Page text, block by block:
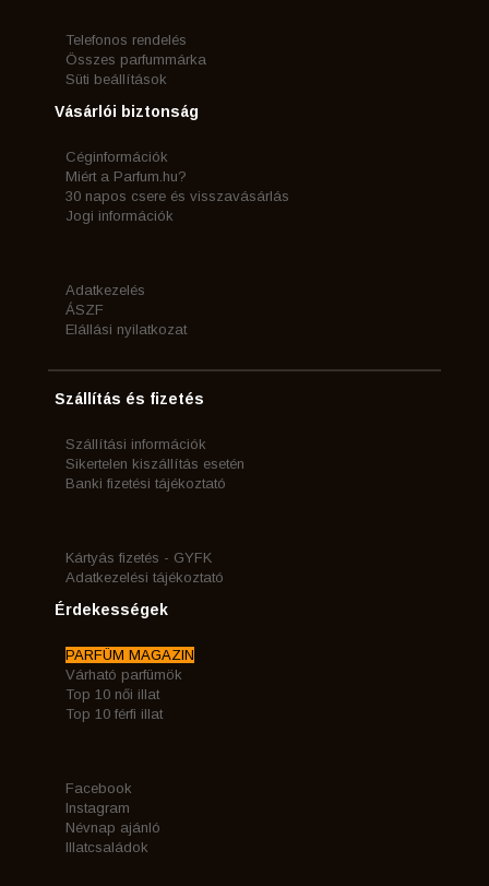
Telefonos rendelés
Összes parfummárka
Süti beállítások
Vásárlói biztonság
Céginformációk
Miért a Parfum.hu?
30 napos csere és visszavásárlás
Jogi információk
Adatkezelés
ÁSZF
Elállási nyilatkozat
Szállítás és fizetés
Szállítási információk
Sikertelen kiszállítás esetén
Banki fizetési tájékoztató
Kártyás fizetés - GYFK
Adatkezelési tájékoztató
Érdekességek
PARFÜM MAGAZIN
Várható parfümök
Top 10 női illat
Top 10 férfi illat
Facebook
Instagram
Névnap ajánló
Illatcsaládok